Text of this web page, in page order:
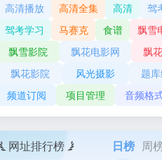
高清播放
高清全集 高清
驾
驾考学习
马赛克 食谱
飘雪
飘雪影院
飘花电影网
飘
飘花影院
风光摄影
题
频道订阅
项目管理 音频格
网址排行榜 日榜 周